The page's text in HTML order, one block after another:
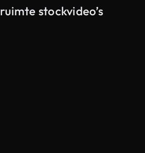
stockvideo’s